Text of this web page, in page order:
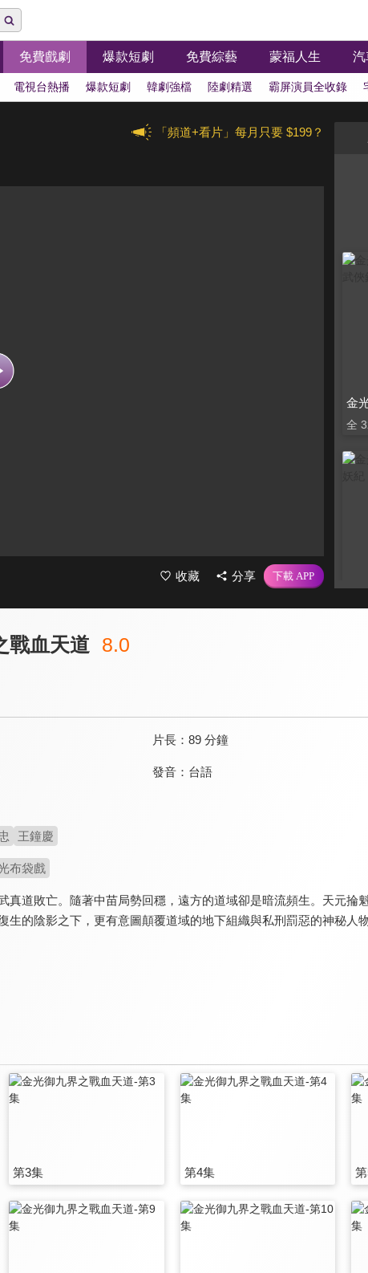
免費戲劇 爆款短劇 免費綜藝 蒙福人生 汽
電視台熱播 爆款短劇 韓劇強檔 陸劇精選 霸屏演員全收錄
「頻道+看片」每月只要 $199？
收藏 分享
全
戰血天道 8.0
片長： 89 分鐘
發音： 台語
王鐘慶
布袋戲
真道敗亡。隨著中苗局勢回穩，遠方的道域卻是暗流頻生。天元
生的陰影之下，更有意圖顛覆道域的地下組織與私刑罰惡的神秘人
第3集 第4集